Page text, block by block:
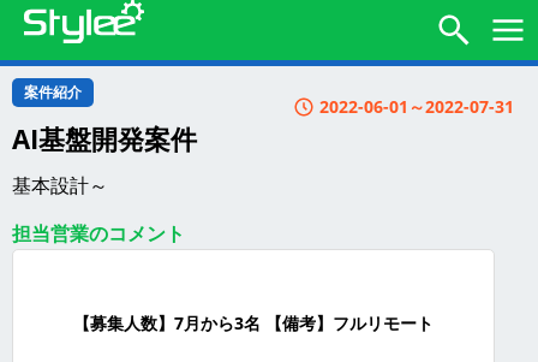
案件紹介
2022-06-01～2022-07-31
AI基盤開発案件
基本設計～
担当営業のコメント
【募集人数】7月から3名 【備考】フルリモート